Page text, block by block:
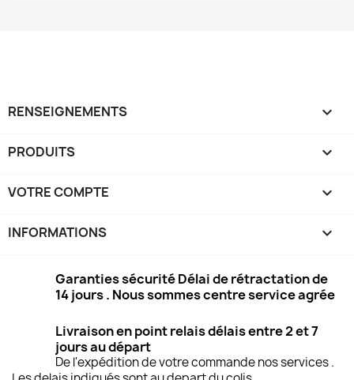
RENSEIGNEMENTS 
PRODUITS 
VOTRE COMPTE 
INFORMATIONS keyboard_arrow_down
Garanties sécurité Délai de rétractation de
14 jours . Nous sommes centre service agrée
Livraison en point relais délais entre 2 et 7
jours au départ
De l'expédition de votre commande nos services .